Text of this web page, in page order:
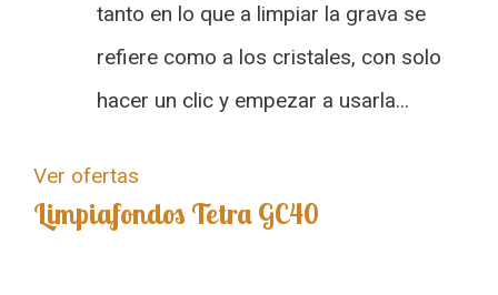
tanto en lo que a limpiar la grava se
refiere como a los cristales, con solo
hacer un clic y empezar a usarla...
Ver ofertas
Limpiafondos Tetra GC40